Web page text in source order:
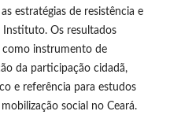
estratégias de resistência e
Os resultados
instrumento de
da participação cidadã,
e referência para estudos
social no Ceará.